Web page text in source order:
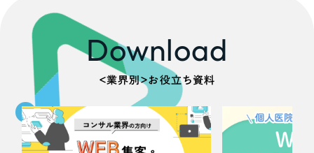
Download
＜業界別＞お役立ち資料